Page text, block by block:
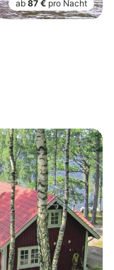
ab 87 € pro Nacht